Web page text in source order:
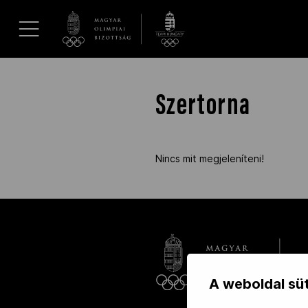
Hírek
MOB
Szertorna
Nincs mit megjeleníteni!
A weboldal